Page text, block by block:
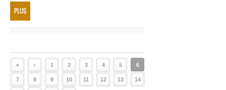
PLUS
« ‹ 1 2 3 4 5 6
7 8 9 10 11 12 13 14